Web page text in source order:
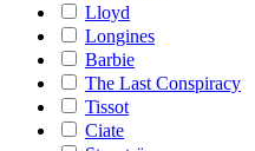
Lloyd
Longines
Barbie
The Last Conspiracy
Tissot
Ciate